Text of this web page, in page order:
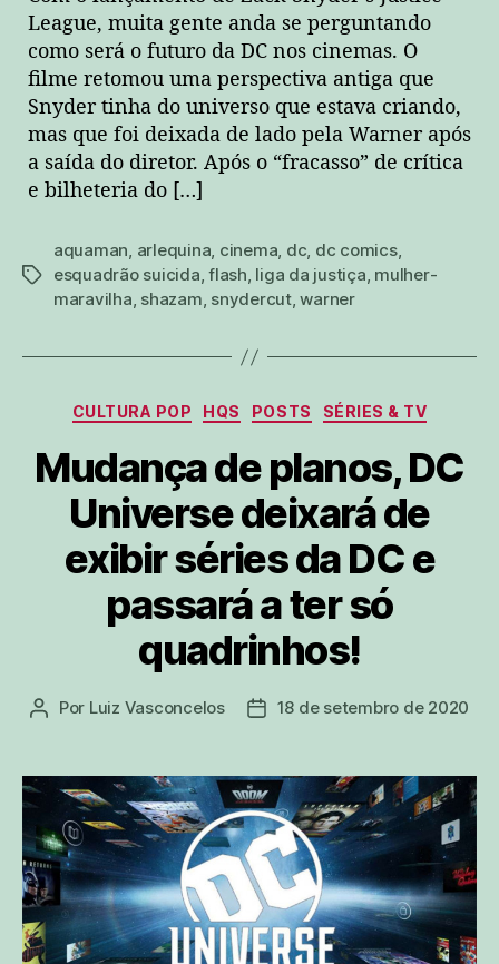
League, muita gente anda se perguntando
como será o futuro da DC nos cinemas. O
filme retomou uma perspectiva antiga que
Snyder tinha do universo que estava criando,
mas que foi deixada de lado pela Warner após
a saída do diretor. Após o “fracasso” de crítica
e bilheteria do […]
tags
aquaman, arlequina, cinema, dc, dc comics,
esquadrão suicida,flash, liga da justiça, mulher-
maravilha, shazam, snydercut,warner
Categorias
CULTURA POP HQS POSTS SÉRIES & TV
Mudança de planos, DC
Universe deixará de
exibir séries da DC e
passará a ter só
quadrinhos!
Autor
Por Luiz Vasconcelos
Data18 de setembro de 2020